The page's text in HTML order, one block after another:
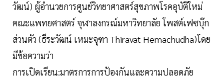
วัฒน์) ผู้อำนวยการศูนย์วิทยาศาสตร์สุขภาพโรคอุบัติใหม่
คณะแพทยศาสตร์ จุฬาลงกรณ์มหาวิทยาลัย โพสต์เฟซบุ๊ก
ส่วนตัว (ธีระวัฒน์ เหมะจุฑา Thiravat Hemachudha)โดย
มีข้อความว่า
การเปิดเรียน:มาตรการการป้องกันและความปลอดภัย